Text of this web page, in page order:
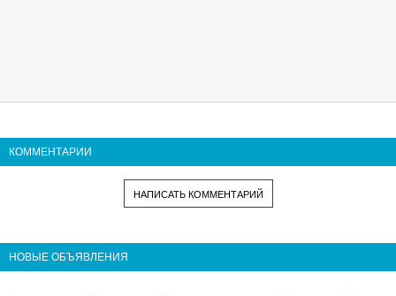
КОММЕНТАРИИ
НАПИСАТЬ КОММЕНТАРИЙ
НОВЫЕ ОБЪЯВЛЕНИЯ